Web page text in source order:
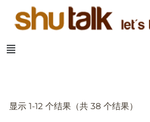
跳
至
显示 1-12 个结果（共 38 个结果）